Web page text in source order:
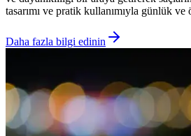
tasarımı ve pratik kullanımıyla günlük
Daha fazla bilgi edinin